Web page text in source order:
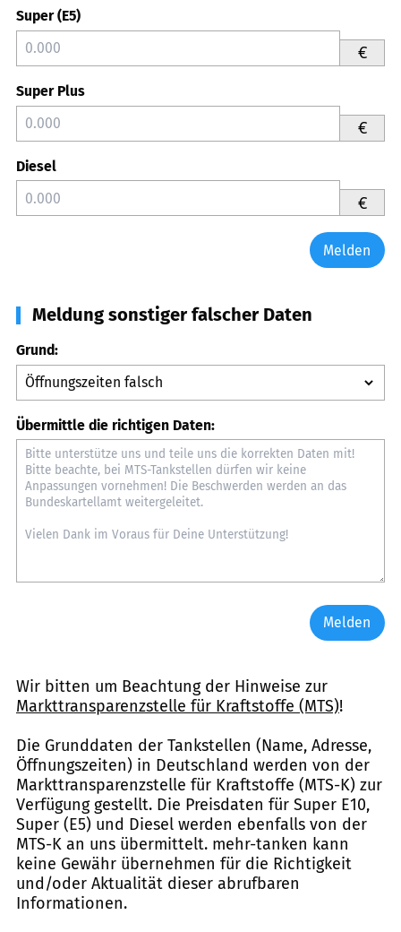
Super (E5)
€
Super Plus
€
Diesel
€
Melden
Meldung sonstiger falscher Daten
Grund:
Übermittle die richtigen Daten:
Melden
Wir bitten um Beachtung der Hinweise zur
Markttransparenzstelle für Kraftstoffe (MTS)!
Die Grunddaten der Tankstellen (Name, Adresse,
Öffnungszeiten) in Deutschland werden von der
Markttransparenzstelle für Kraftstoffe (MTS-K) zur
Verfügung gestellt. Die Preisdaten für Super E10,
Super (E5) und Diesel werden ebenfalls von der
MTS-K an uns übermittelt. mehr-tanken kann
keine Gewähr übernehmen für die Richtigkeit
und/oder Aktualität dieser abrufbaren
Informationen.